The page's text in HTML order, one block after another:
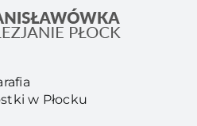
w Płocku